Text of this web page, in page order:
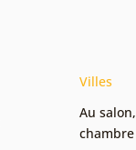
Villes
Au salon,
chambre